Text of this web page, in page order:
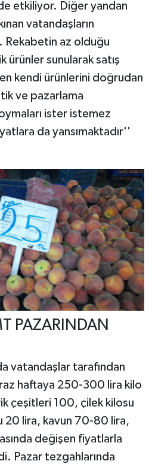
etkiliyor. Diğer yandan
vatandaşların
Rekabetin az olduğu
sunularak satış
kendi ürünlerini doğrudan
ve pazarlama
ister istemez
da yansımaktadır''
PAZARINDAN
vatandaşlar tarafından
haftaya 250-300 lira kilo
çeşitleri 100, çilek kilosu
20 lira, kavun 70-80 lira,
değişen fiyatlarla
Pazar tezgahlarında